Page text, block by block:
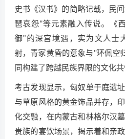
史书《汉书》的简略记载，民
琶哀怨"等元素融入传说。《
御"的深宫境遇，实为文人士
射，青冢黄昏的意象与"环佩空
同构建了跨越民族界限的文化共
考古发现显示，匈奴单于庭遗
与草原风格的黄金饰品并存，
化交融，在内蒙古和林格尔汉
贵族的宴饮场景，揭示着和亲